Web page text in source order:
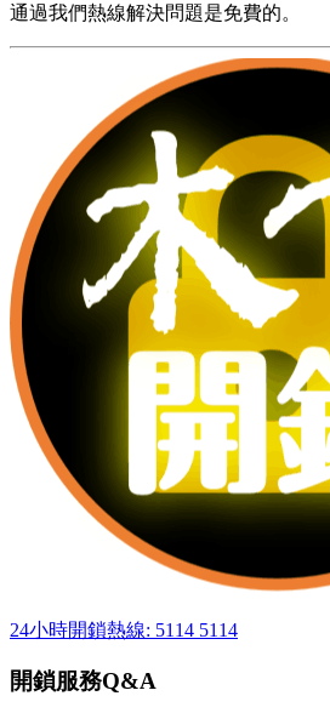
通過我們熱線解決問題是免費的。
24小時開鎖熱線: 5114 5114
開鎖服務Q&A